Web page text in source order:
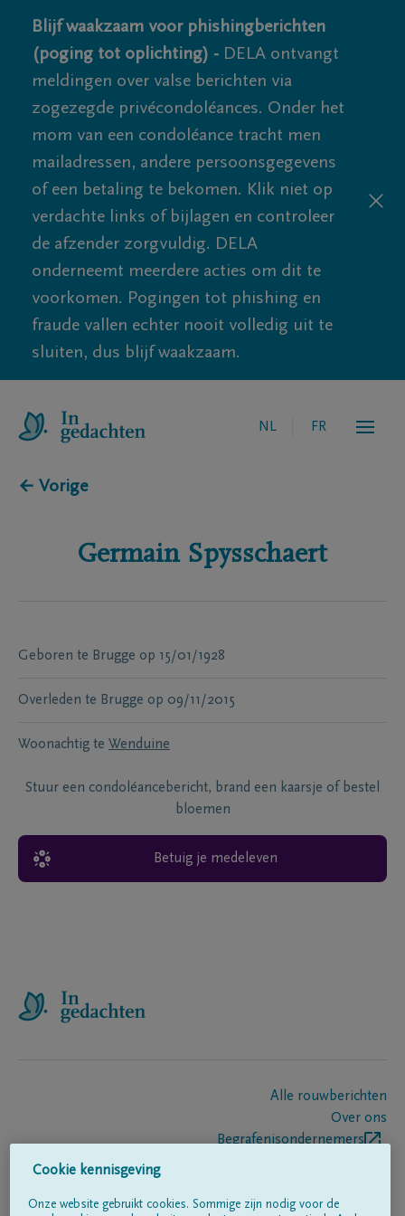
Blijf waakzaam voor phishingberichten
(poging tot oplichting) - DELA ontvangt
meldingen over valse berichten via
zogezegde privécondoléances. Onder het
mom van een condoléance tracht men
mailadressen, andere persoonsgegevens
of een betaling te bekomen. Klik niet op
verdachte links of bijlagen en controleer
de afzender zorgvuldig. DELA
onderneemt meerdere acties om dit te
voorkomen. Pogingen tot phishing en
fraude vallen echter nooit volledig uit te
sluiten, dus blijf waakzaam.
NL FR
← Vorige
Germain Spysschaert
Geboren te Brugge op 15/01/1928
Overleden te Brugge op 09/11/2015
Woonachtig te Wenduine
Stuur een condoléancebericht, brand een kaarsje of bestel
bloemen
Betuig je medeleven
Alle rouwberichten
Over ons
Begrafenisondernemers
Cookie kennisgeving
Onze website gebruikt cookies. Sommige zijn nodig voor de